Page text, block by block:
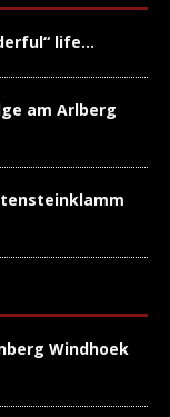
life…
am Arlberg
Windhoek